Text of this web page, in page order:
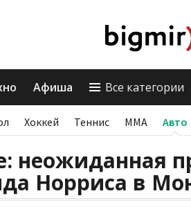
Афиша Все категории
Хоккей Теннис ММА Авто
неожиданная
Норриса в